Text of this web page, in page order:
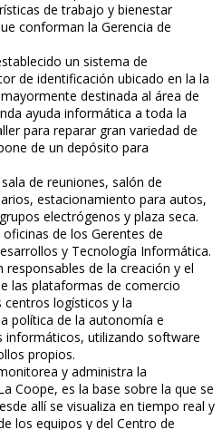
de trabajo y bienestar
conforman la Gerencia de
un sistema de
de identificación ubicado en la la
destinada al área de
ayuda informática a toda la
para reparar gran variedad de
de un depósito para
de reuniones, salón de
estacionamiento para autos,
electrógenos y plaza seca.
de los Gerentes de
y Tecnología Informática.
de la creación y el
las plataformas de comercio
centros logísticos y la
política de la autonomía e
informáticos, utilizando software
propios.
y administra la
Coope, es la base sobre la que se
allí se visualiza en tiempo real y
los equipos y del Centro de